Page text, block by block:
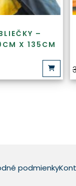
–
X 135CM
podmienky